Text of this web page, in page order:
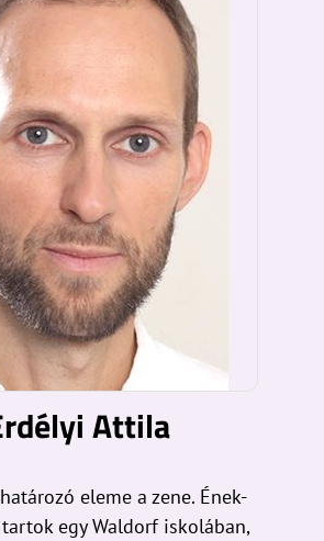
Attila
eleme a zene. Ének-
egy Waldorf iskolában,